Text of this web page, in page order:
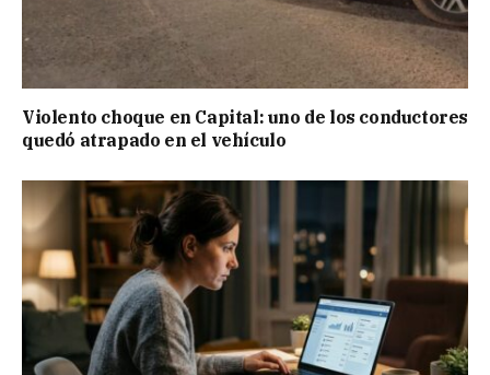
Violento choque en Capital: uno de los conductores
quedó atrapado en el vehículo